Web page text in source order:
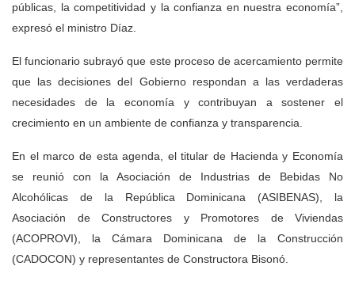
públicas, la competitividad y la confianza en nuestra economía”,
expresó el ministro Díaz.
El funcionario subrayó que este proceso de acercamiento permite
que las decisiones del Gobierno respondan a las verdaderas
necesidades de la economía y contribuyan a sostener el
crecimiento en un ambiente de confianza y transparencia.
En el marco de esta agenda, el titular de Hacienda y Economía
se reunió con la Asociación de Industrias de Bebidas No
Alcohólicas de la República Dominicana (ASIBENAS), la
Asociación de Constructores y Promotores de Viviendas
(ACOPROVI), la Cámara Dominicana de la Construcción
(CADOCON) y representantes de Constructora Bisonó.